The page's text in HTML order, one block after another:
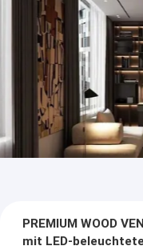
PREMIUM WOOD
mit LED-